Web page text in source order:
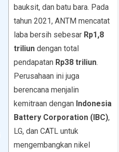
bauksit, dan batu bara. Pada
tahun 2021, ANTM mencatat
laba bersih sebesar Rp1,8
triliun dengan total
pendapatan Rp38 triliun.
Perusahaan ini juga
berencana menjalin
kemitraan dengan Indonesia
Battery Corporation (IBC),
LG, dan CATL untuk
mengembangkan nikel